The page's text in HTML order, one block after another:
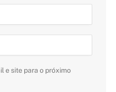
e site para o próximo